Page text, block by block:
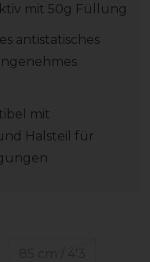
mit 50g Füllung
antistatisches
mit
Halsteil für